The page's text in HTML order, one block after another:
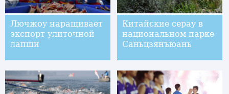
Лючжоу наращивает
экспорт улиточной
лапши
Китайские серау в
национальном парке
Саньцзянъюань